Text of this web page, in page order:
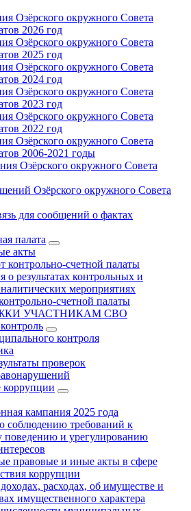
Озёрского окружного Совета
2026 год
Озёрского окружного Совета
2025 год
Озёрского окружного Совета
2024 год
Озёрского окружного Совета
2023 год
Озёрского окружного Совета
2022 год
Озёрского окружного Совета
2006-2021 годы
Озёрского окружного Совета
Озёрского окружного Совета
для сообщений о фактах
палата
акты
контрольно-счетной палаты
результатах контрольных и
мероприятиях
счетной палаты
УЧАСТНИКАМ СВО
контроля
проверок
коррупции
кампания 2025 года
соблюдению требований к
поведению и урегулированию
правовые и иные акты в сфере
коррупции
расходах, об имуществе и
имущественного характера